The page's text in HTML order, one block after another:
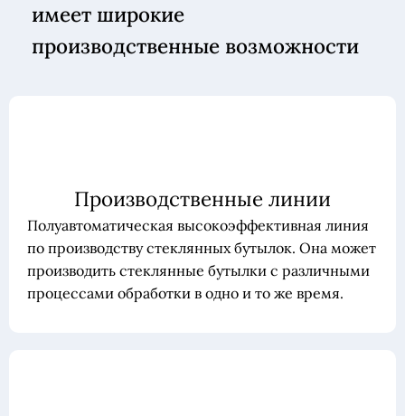
имеет широкие
производственные возможности
Производственные линии
Полуавтоматическая высокоэффективная линия
по производству стеклянных бутылок. Она может
производить стеклянные бутылки с различными
процессами обработки в одно и то же время.